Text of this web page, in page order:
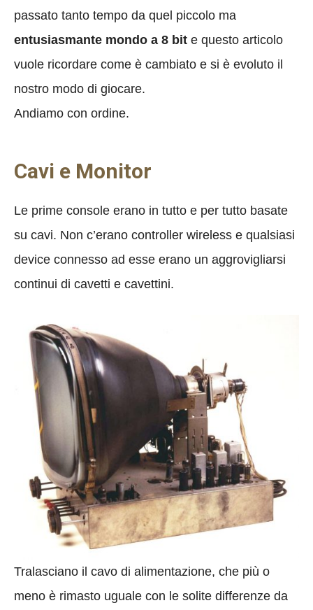
passato tanto tempo da quel piccolo ma
entusiasmante mondo a 8 bit e questo articolo
vuole ricordare come è cambiato e si è evoluto il
nostro modo di giocare.
Andiamo con ordine.
Cavi e Monitor
Le prime console erano in tutto e per tutto basate
su cavi. Non c’erano controller wireless e qualsiasi
device connesso ad esse erano un aggrovigliarsi
continui di cavetti e cavettini.
Tralasciano il cavo di alimentazione, che più o
meno è rimasto uguale con le solite differenze da